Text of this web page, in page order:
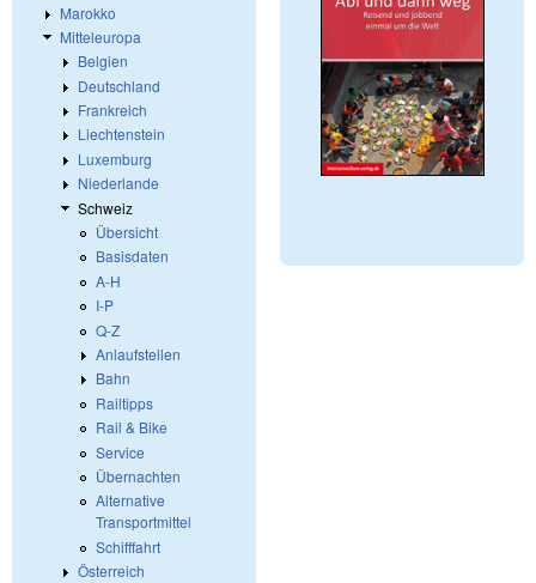
Marokko
Mitteleuropa
Belgien
Deutschland
Frankreich
Liechtenstein
Luxemburg
Niederlande
Schweiz
Übersicht
Basisdaten
A-H
I-P
Q-Z
Anlaufstellen
Bahn
Railtipps
Rail & Bike
Service
Übernachten
Alternative
Transportmittel
Schifffahrt
Österreich